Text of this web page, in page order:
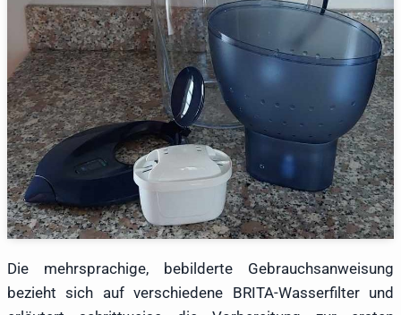
Die mehrsprachige, bebilderte Gebrauchsanweisung
bezieht sich auf verschiedene BRITA-Wasserfilter und